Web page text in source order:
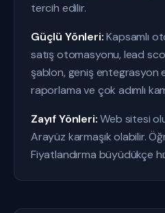
tercih edilir.
Güçlü Yönleri:Kapsamlı
satış otomasyonu, lead
şablon, geniş entegrasyon
raporlama ve çok adımlı
Zayıf Yönleri:Web sitesi
Arayüz karmaşık olabilir.
Fiyatlandırma büyüdükçe